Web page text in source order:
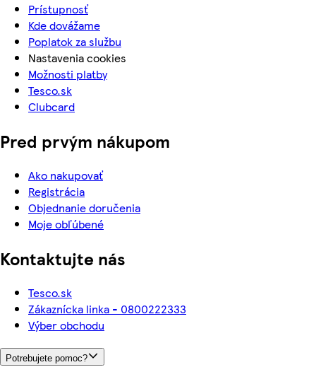
Prístupnosť
Kde dovážame
Poplatok za službu
Nastavenia cookies
Možnosti platby
Tesco.sk
Clubcard
Pred prvým nákupom
Ako nakupovať
Registrácia
Objednanie doručenia
Moje obľúbené
Kontaktujte nás
Tesco.sk
Zákaznícka linka - 0800222333
Výber obchodu
Potrebujete pomoc?